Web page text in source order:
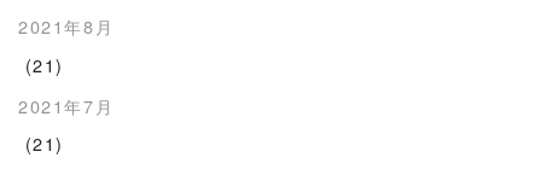
2021年8月
(21)
2021年7月
(21)